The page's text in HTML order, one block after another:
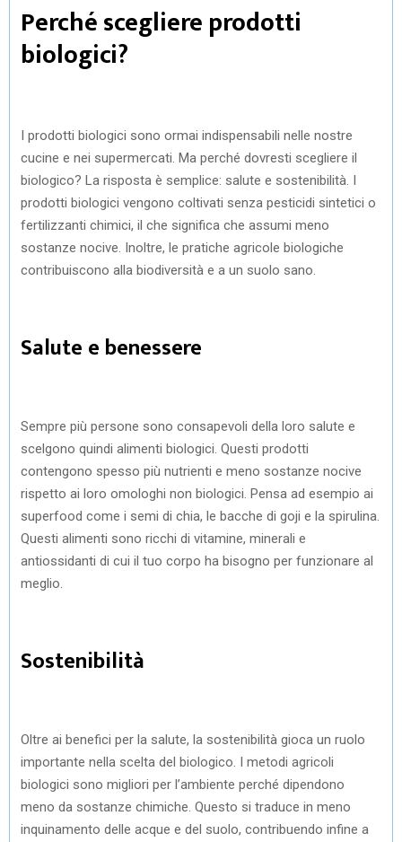
R
)
T
Perché scegliere prodotti
biologici?
I prodotti biologici sono ormai indispensabili nelle nostre
cucine e nei supermercati. Ma perché dovresti scegliere il
biologico? La risposta è semplice: salute e sostenibilità. I
prodotti biologici vengono coltivati senza pesticidi sintetici o
fertilizzanti chimici, il che significa che assumi meno
sostanze nocive. Inoltre, le pratiche agricole biologiche
contribuiscono alla biodiversità e a un suolo sano.
Salute e benessere
Sempre più persone sono consapevoli della loro salute e
scelgono quindi alimenti biologici. Questi prodotti
contengono spesso più nutrienti e meno sostanze nocive
rispetto ai loro omologhi non biologici. Pensa ad esempio ai
superfood come i semi di chia, le bacche di goji e la spirulina.
Questi alimenti sono ricchi di vitamine, minerali e
antiossidanti di cui il tuo corpo ha bisogno per funzionare al
meglio.
Sostenibilità
Oltre ai benefici per la salute, la sostenibilità gioca un ruolo
importante nella scelta del biologico. I metodi agricoli
biologici sono migliori per l’ambiente perché dipendono
meno da sostanze chimiche. Questo si traduce in meno
inquinamento delle acque e del suolo, contribuendo infine a